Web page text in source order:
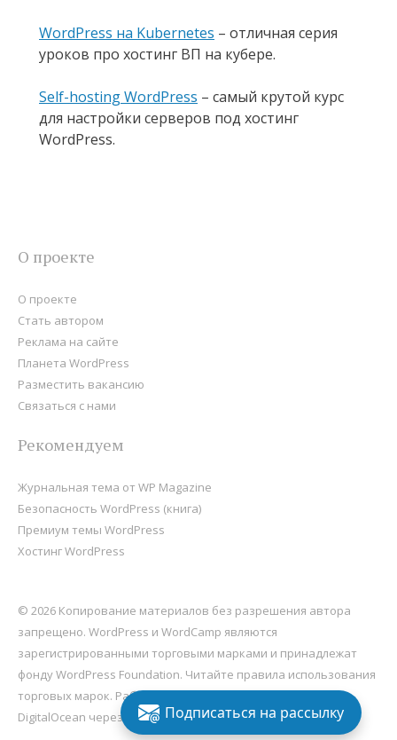
WordPress на Kubernetes – отличная серия
уроков про хостинг ВП на кубере.
Self-hosting WordPress – самый крутой курс
для настройки серверов под хостинг
WordPress.
О проекте
О проекте
Стать автором
Реклама на сайте
Планета WordPress
Разместить вакансию
Связаться с нами
Рекомендуем
Журнальная тема от WP Magazine
Безопасность WordPress (книга)
Премиум темы WordPress
Хостинг WordPress
© 2026 Копирование материалов без разрешения автора
запрещено. WordPress и WordCamp являются
зарегистрированными торговыми марками и принадлежат
фондуWordPress Foundation. Читайте правила использования
торговых марок. Работает наWordPress, хостится на
DigitalOcean через Sail. Подписаться на рассылку